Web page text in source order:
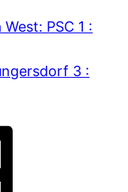
PSC 1 :
3 :